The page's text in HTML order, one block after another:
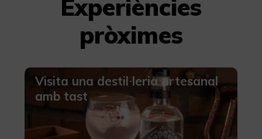
Experiències
pròximes
Visita una destil·leria artesanal
amb tast